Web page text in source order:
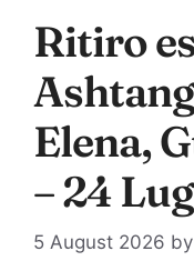
Ritiro
Elena,
– 24
5 August 2026 by